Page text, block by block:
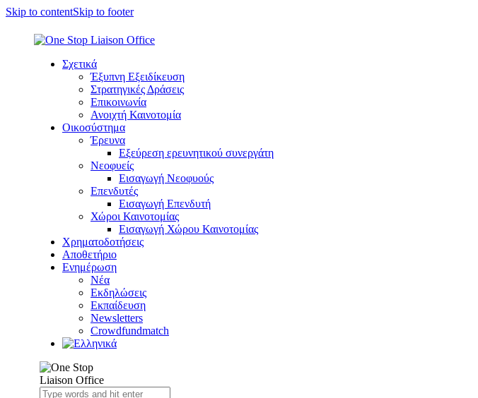
Skip to contentSkip to footer
Σχετικά
Έξυπνη Εξειδίκευση
Στρατηγικές Δράσεις
Επικοινωνία
Ανοιχτή Καινοτομία
Οικοσύστημα
Έρευνα
Εξεύρεση ερευνητικού συνεργάτη
Νεοφυείς
Εισαγωγή Νεοφυούς
Επενδυτές
Εισαγωγή Επενδυτή
Χώροι Καινοτομίας
Εισαγωγή Χώρου Καινοτομίας
Χρηματοδοτήσεις
Αποθετήριο
Ενημέρωση
Νέα
Εκδηλώσεις
Εκπαίδευση
Newsletters
Crowdfundmatch